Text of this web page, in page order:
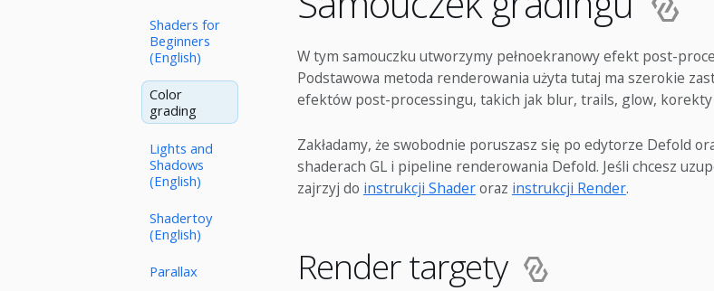
Shaders for
Beginners
(English)
Color
grading
Lights and
Shadows
(English)
Shadertoy
(English)
Parallax
W tym samouczku utworzymy pełnoekranowy efekt post-
Podstawowa metoda renderowania użyta tutaj ma szerokie
efektów post-processingu, takich jak blur, trails, glow,
Zakładamy, że swobodnie poruszasz się po edytorze Defold
shaderach GL i pipeline renderowania Defold. Jeśli chcesz
zajrzyj do instrukcji Shaderoraz instrukcji Render.
Render targety